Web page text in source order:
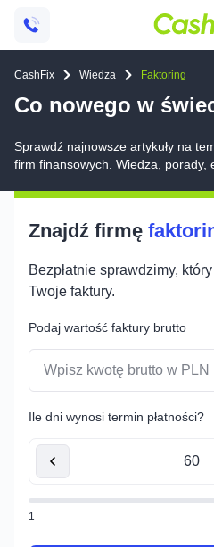
CashFix Wiedza Faktoring
Co nowego w
Sprawdź najnowsze artykuły na
firm finansowych. Wiedza, porady,
Znajdź firmę
Bezpłatnie sprawdzimy,
Twoje faktury.
Podaj wartość faktury brutto
Ile dni wynosi termin płatności?
1